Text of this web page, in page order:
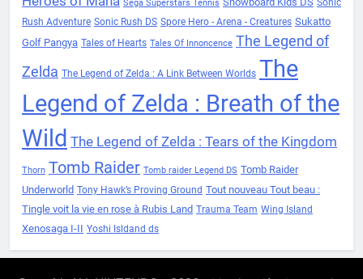
Sega Superstars Tennis
Rush Adventure Sonic Rush DS Spore Hero - Arena - Creatures Sukatto
Golf Pangya Tales of Hearts Tales Of Innoncence The Legend of
Zelda The Legend of Zelda : A Link Between Worlds The
Legend of Zelda : Breath of the
Wild The Legend of Zelda : Tears of the Kingdom
Thorn Tomb Raider Tomb raider Legend DS Tomb Raider
Underworld Tony Hawk’s Proving Ground Tout nouveau Tout beau :
Tingle voit la vie en rose à Rubis Land Trauma Team Wing Island
Xenosaga I-II Yoshi Isldand ds